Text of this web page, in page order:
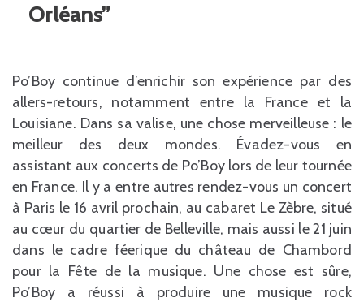
Orléans”
Po’Boy continue d’enrichir son expérience par des
allers-retours, notamment entre la France et la
Louisiane. Dans sa valise, une chose merveilleuse : le
meilleur des deux mondes. Évadez-vous en
assistant aux concerts de Po’Boy lors de leur tournée
en France. Il y a entre autres rendez-vous un concert
à Paris le 16 avril prochain, au cabaret Le Zèbre, situé
au cœur du quartier de Belleville, mais aussi le 21 juin
dans le cadre féerique du château de Chambord
pour la Fête de la musique. Une chose est sûre,
Po’Boy a réussi à produire une musique rock